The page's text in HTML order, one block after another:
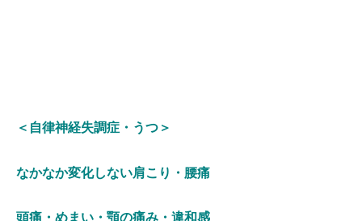
＜自律神経失調症・うつ＞
なかなか変化しない肩こり・腰痛
頭痛・めまい・顎の痛み・違和感